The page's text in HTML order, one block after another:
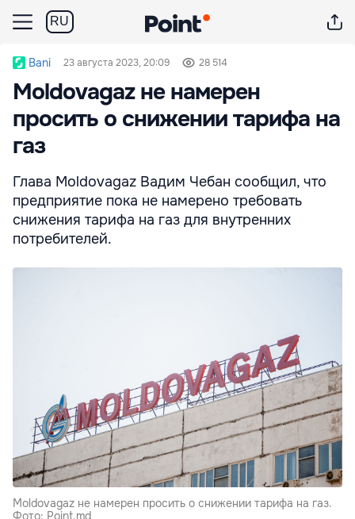
RU
Bani 23 августа 2023, 20:09 28 514
Moldovagaz не намерен
просить о снижении тарифа на
газ
Глава Moldovagaz Вадим Чебан сообщил, что
предприятие пока не намерено требовать
снижения тарифа на газ для внутренних
потребителей.
Moldovagaz не намерен просить о снижении тарифа на газ.
Фото: Point.md